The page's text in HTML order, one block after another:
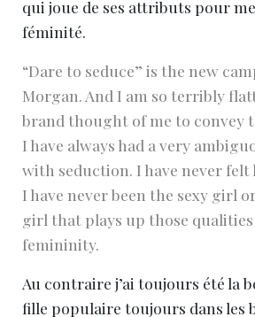
qui joue de ses attributs pour
féminité.
“Dare to seduce” is the new
Morgan. And I am so terribly
brand thought of me to convey
I have always had a very
with seduction. I have never felt
I have never been the sexy girl
girl that plays up those
femininity.
Au contraire j’ai toujours été la
fille populaire toujours dans les